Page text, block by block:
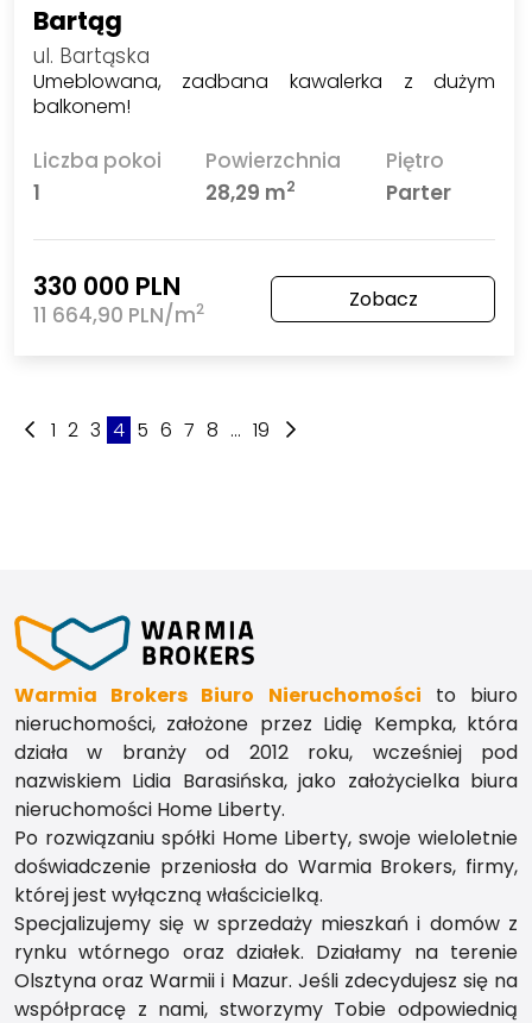
Bartąg
ul. Bartąska
Umeblowana, zadbana kawalerka z dużym
balkonem!
Liczba pokoi
1
Powierzchnia
28,29 m2
Piętro
Parter
330 000 PLN
11 664,90 PLN/m2 Zobacz
1 2 3 4 5 6 7 8 ... 19
Warmia Brokers Biuro Nieruchomości to biuro
nieruchomości, założone przez Lidię Kempka, która
działa w branży od 2012 roku, wcześniej pod
nazwiskiem Lidia Barasińska, jako założycielka biura
nieruchomości Home Liberty.
Po rozwiązaniu spółki Home Liberty, swoje wieloletnie
doświadczenie przeniosła do Warmia Brokers, firmy,
której jest wyłączną właścicielką.
Specjalizujemy się w sprzedaży mieszkań i domów z
rynku wtórnego oraz działek. Działamy na terenie
Olsztyna oraz Warmii i Mazur. Jeśli zdecydujesz się na
współpracę z nami, stworzymy Tobie odpowiednią